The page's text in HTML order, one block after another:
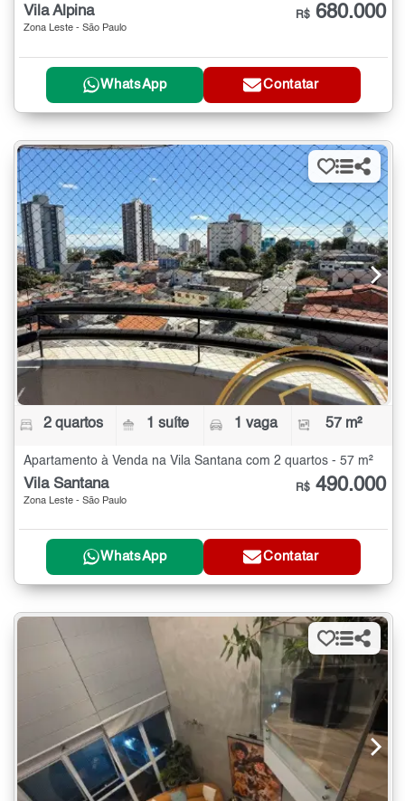
Vila Alpina
Zona Leste - São Paulo
R$ 680.000
WhatsApp Contatar
2 quartos 1 suíte 1 vaga 57 m²
Apartamento à Venda na Vila Santana com 2 quartos - 57 m²
Vila Santana
Zona Leste - São Paulo
R$ 490.000
WhatsApp Contatar